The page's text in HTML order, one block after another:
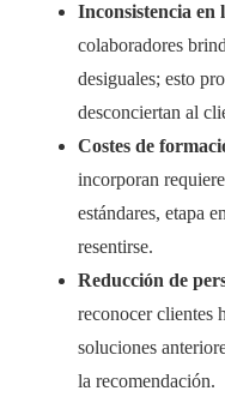
Inconsistencia en
colaboradores
desiguales; esto
desconciertan al
Costes de
incorporan
estándares, etapa
resentirse.
Reducción de
reconocer clientes
soluciones
la recomendación.